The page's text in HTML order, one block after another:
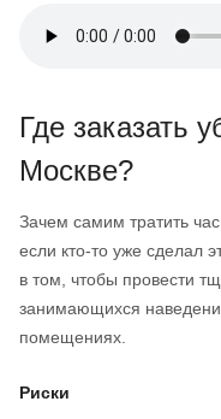
Где заказать
Москве?
Зачем самим тратить
если кто-то уже сделал
в том, чтобы провести
занимающихся
помещениях.
Риски